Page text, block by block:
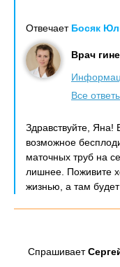
Отвечает Босяк
Врач
Все
Здравствуйте, Яна!
возможное
маточных труб на
лишнее. Поживите
жизнью, а там
Спрашивает